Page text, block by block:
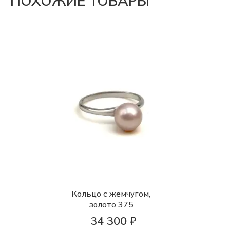
Кольцо с жемчугом,
золото 375
34 300 ₽